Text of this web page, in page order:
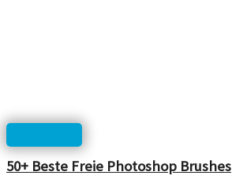
50+ Beste Freie Photoshop Brushes